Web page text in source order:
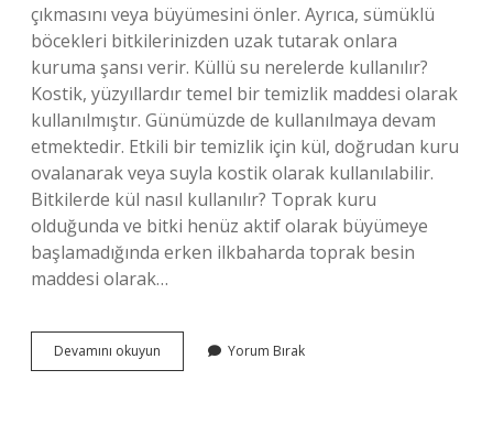
çıkmasını veya büyümesini önler. Ayrıca, sümüklü
böcekleri bitkilerinizden uzak tutarak onlara
kuruma şansı verir. Küllü su nerelerde kullanılır?
Kostik, yüzyıllardır temel bir temizlik maddesi olarak
kullanılmıştır. Günümüzde de kullanılmaya devam
etmektedir. Etkili bir temizlik için kül, doğrudan kuru
ovalanarak veya suyla kostik olarak kullanılabilir.
Bitkilerde kül nasıl kullanılır? Toprak kuru
olduğunda ve bitki henüz aktif olarak büyümeye
başlamadığında erken ilkbaharda toprak besin
maddesi olarak…
Devamını okuyun
Külü
Yorum Bırak